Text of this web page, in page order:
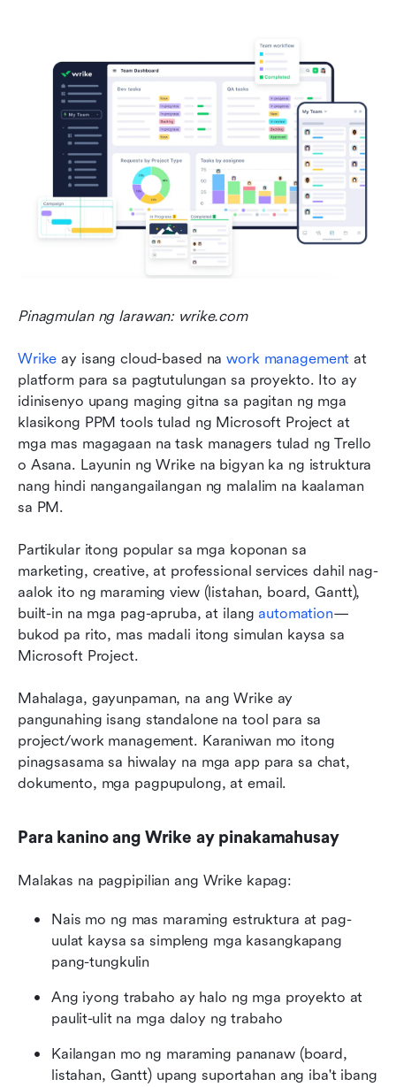
Pinagmulan ng larawan: wrike.com
Wrike ay isang cloud-based na work management at
platform para sa pagtutulungan sa proyekto. Ito ay
idinisenyo upang maging gitna sa pagitan ng mga
klasikong PPM tools tulad ng Microsoft Project at
mga mas magagaan na task managers tulad ng Trello
o Asana. Layunin ng Wrike na bigyan ka ng istruktura
nang hindi nangangailangan ng malalim na kaalaman
sa PM.
Partikular itong popular sa mga koponan sa
marketing, creative, at professional services dahil nag-
aalok ito ng maraming view (listahan, board, Gantt),
built-in na mga pag-apruba, at ilang automation—
bukod pa rito, mas madali itong simulan kaysa sa
Microsoft Project.
Mahalaga, gayunpaman, na ang Wrike ay
pangunahing isang standalone na tool para sa
project/work management. Karaniwan mo itong
pinagsasama sa hiwalay na mga app para sa chat,
dokumento, mga pagpupulong, at email.
Para kanino ang Wrike ay pinakamahusay
Malakas na pagpipilian ang Wrike kapag:
Nais mo ng mas maraming estruktura at pag-
uulat kaysa sa simpleng mga kasangkapang
pang-tungkulin
Ang iyong trabaho ay halo ng mga proyekto at
paulit-ulit na mga daloy ng trabaho
Kailangan mo ng maraming pananaw (board,
listahan, Gantt) upang suportahan ang iba't ibang